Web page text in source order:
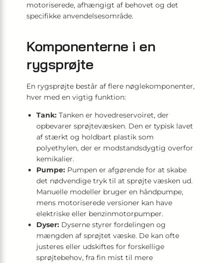
motoriserede, afhængigt af behovet og det
specifikke anvendelsesområde.
Komponenterne i en
rygsprøjte
En rygsprøjte består af flere nøglekomponenter,
hver med en vigtig funktion:
Tank: Tanken er hovedreservoiret, der
opbevarer sprøjtevæsken. Den er typisk lavet
af stærkt og holdbart plastik som
polyethylen, der er modstandsdygtig overfor
kemikalier.
Pumpe: Pumpen er afgørende for at skabe
det nødvendige tryk til at sprøjte væsken ud.
Manuelle modeller bruger en håndpumpe,
mens motoriserede versioner kan have
elektriske eller benzinmotorpumper.
Dyser: Dyserne styrer fordelingen og
mængden af sprøjtet væske. De kan ofte
justeres eller udskiftes for forskellige
sprøjtebehov, fra fin mist til mere